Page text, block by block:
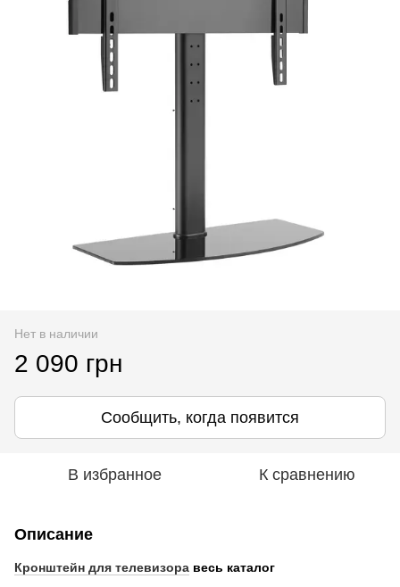
Нет в наличии
2 090 грн
Сообщить, когда появится
В избранное К сравнению
Описание
Кронштейн для телевизора весь каталог